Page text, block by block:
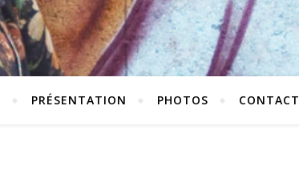
PRÉSENTATION PHOTOS CONTACT